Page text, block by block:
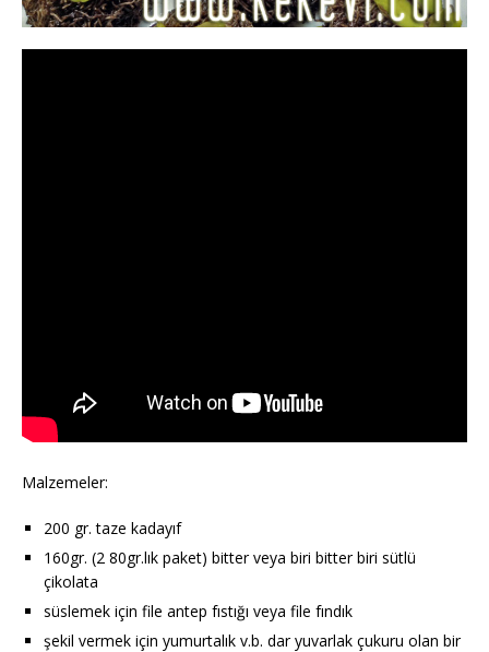
Malzemeler:
200 gr. taze kadayıf
160gr. (2 80gr.lık paket) bitter veya biri bitter biri sütlü
çikolata
süslemek için file antep fıstığı veya file fındık
şekil vermek için yumurtalık v.b. dar yuvarlak çukuru olan bir